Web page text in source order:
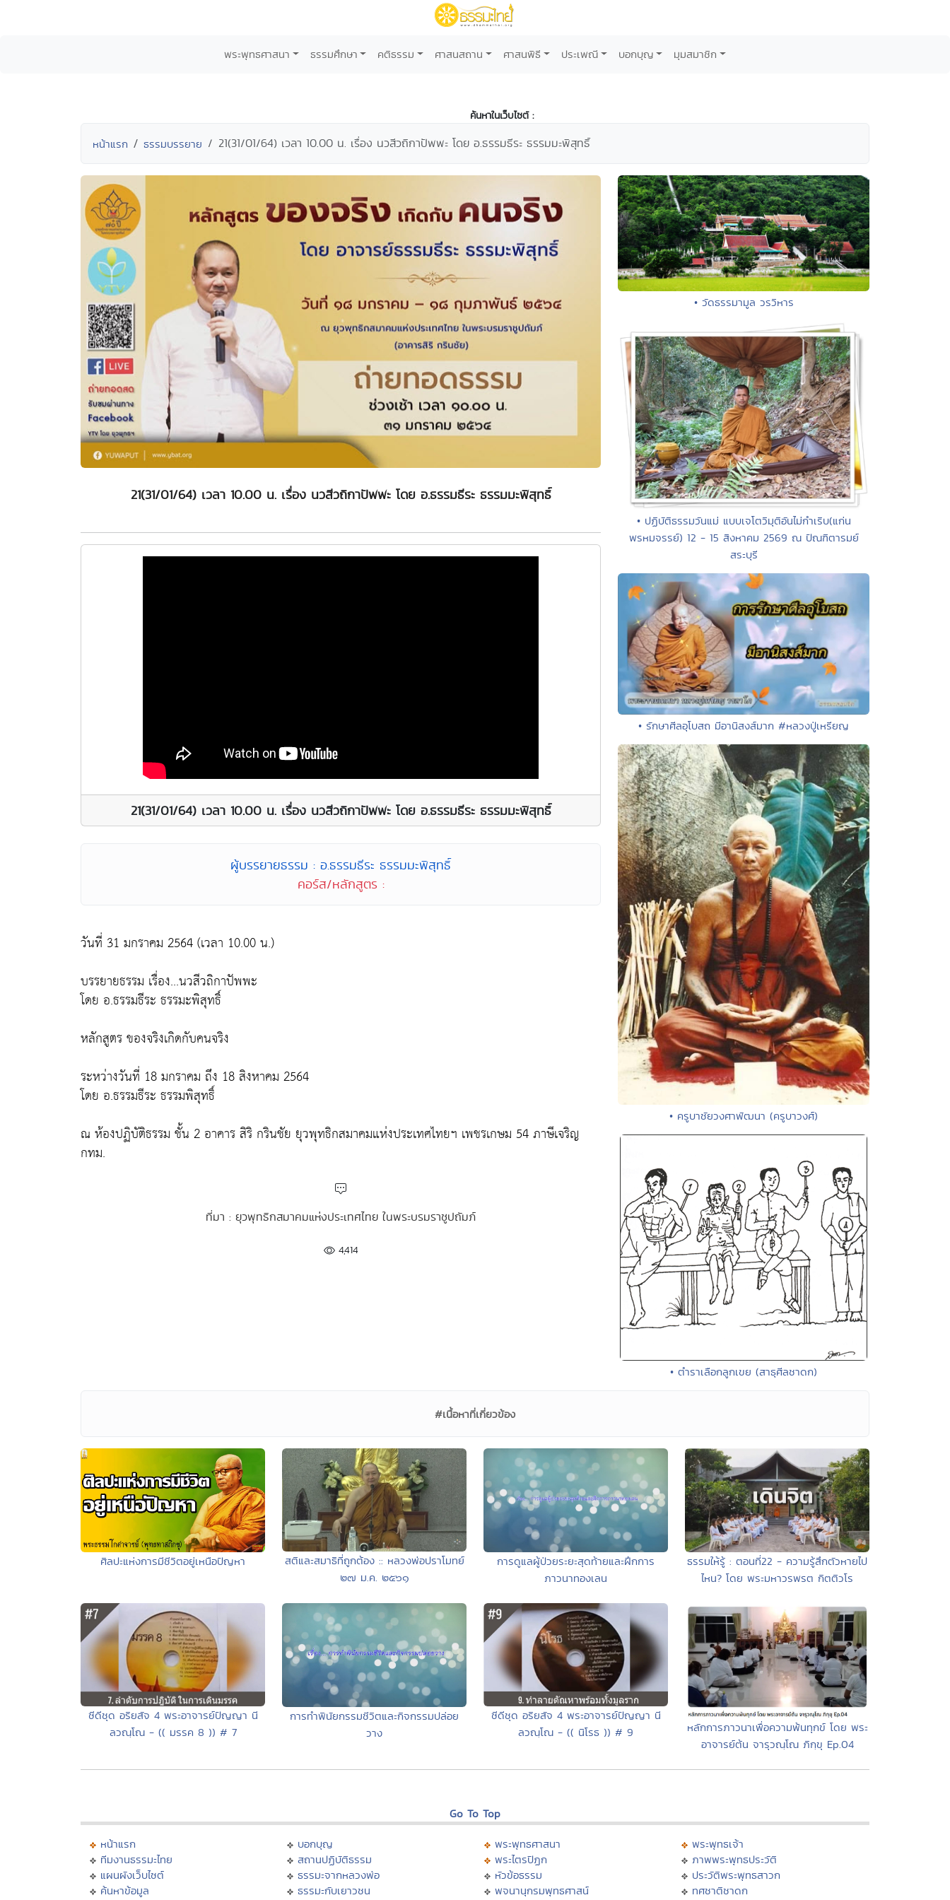
พระพุทธศาสนา ธรรมศึกษา คติธรรม ศาสนสถาน ศาสนพิธี ประเพณี บอกบุญ มุมสมาชิก
ค้นหาในเว็บไซต์ :
หน้าแรก ธรรมบรรยาย 21(31/01/64) เวลา 10.00 น. เรื่อง นวสีวถิกาปัพพะ โดย อ.ธรรมธีระ ธรรมมะพิสุทธิ์
21(31/01/64) เวลา 10.00 น. เรื่อง นวสีวถิกาปัพพะ โดย อ.ธรรมธีระ ธรรมมะพิสุทธิ์
21(31/01/64) เวลา 10.00 น. เรื่อง นวสีวถิกาปัพพะ โดย อ.ธรรมธีระ ธรรมมะพิสุทธิ์
ผู้บรรยายธรรม : อ.ธรรมธีระ ธรรมมะพิสุทธิ์
คอร์ส/หลักสูตร :
วันที่ 31 มกราคม 2564 (เวลา 10.00 น.)
บรรยายธรรม เรื่อง...นวสีวถิกาปัพพะ
โดย อ.ธรรมธีระ ธรรมะพิสุทธิ์
หลักสูตร ของจริงเกิดกับคนจริง
ระหว่างวันที่ 18 มกราคม ถึง 18 สิงหาคม 2564
โดย อ.ธรรมธีระ ธรรมพิสุทธิ์
ณ ห้องปฏิบัติธรรม ชั้น 2 อาคาร สิริ กรินชัย ยุวพุทธิกสมาคมแห่งประเทศไทยฯ เพชรเกษม 54 ภาษีเจริญ
กทม.
ที่มา : ยุวพุทธิกสมาคมแห่งประเทศไทย ในพระบรมราชูปถัมภ์
4,414
• วัดธรรมามูล วรวิหาร
• ปฏิบัติธรรมวันแม่ แบบเจโตวิมุติอันไม่กำเริบ(แก่น
พรหมจรรย์) 12 - 15 สิงหาคม 2569 ณ ปัณฑิตารมย์
สระบุรี
• รักษาศีลอุโบสถ มีอานิสงส์มาก #หลวงปู่เหรียญ
• ครูบาชัยวงศาพัฒนา (ครูบาวงศ์)
• ตำราเลือกลูกเขย (สาธุศีลชาดก)
#เนื้อหาที่เกี่ยวข้อง
ศิลปะแห่งการมีชีวิตอยู่เหนือปัญหา
สติและสมาธิที่ถูกต้อง :: หลวงพ่อปราโมทย์
๒๗ ม.ค. ๒๕๖๑
การดูแลผู้ป่วยระยะสุดท้ายและฝึกการ
ภาวนาทองเลน
ธรรมให้รู้ : ตอนที่22 - ความรู้สึกตัวหายไป
ไหน? โดย พระมหาวรพรต กิตติวโร
ซีดีชุด อริยสัจ 4 พระอาจารย์ปัญญา นี
ลวณฺโณ - (( มรรค 8 )) # 7
การทำพินัยกรรมชีวิตและกิจกรรมปล่อย
วาง
ซีดีชุด อริยสัจ 4 พระอาจารย์ปัญญา นี
ลวณฺโณ - (( นิโรธ )) # 9
หลักการภาวนาเพื่อความพ้นทุกข์ โดย พระ
อาจารย์ต้น จารุวณฺโณ ภิกฺขุ Ep.04
Go To Top
หน้าแรก
ทีมงานธรรมะไทย
แผนผังเว็บไซต์
ค้นหาข้อมูล
บอกบุญ
สถานปฏิบัติธรรม
ธรรมะจากหลวงพ่อ
ธรรมะกับเยาวชน
พระพุทธศาสนา
พระไตรปิฏก
หัวข้อธรรม
พจนานุกรมพุทธศาสน์
พระพุทธเจ้า
ภาพพระพุทธประวัติ
ประวัติพระพุทธสาวก
ทศชาติชาดก